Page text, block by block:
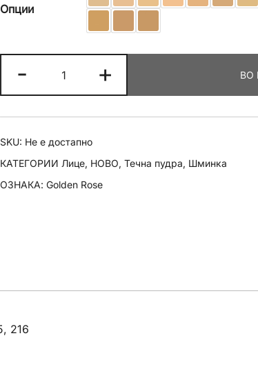
Опции
-
Rose
Stay
Soft
Foundation
количина
+ ВО
SKU: Не е достапно
КАТЕГОРИИ Лице, НОВО, Течна пудра, Шминка
ОЗНАКА: Golden Rose
216